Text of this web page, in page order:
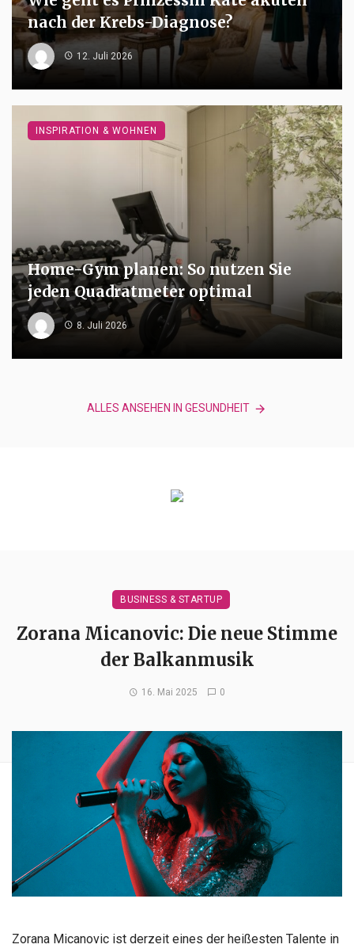
nach der Krebs-Diagnose?
12. Juli 2026
Home-Gym planen: So nutzen Sie
jeden Quadratmeter optimal
8. Juli 2026
INSPIRATION & WOHNEN
ALLES ANSEHEN IN GESUNDHEIT
BUSINESS & STARTUP
Zorana Micanovic: Die neue Stimme
der Balkanmusik
16. Mai 2025 0
Zorana Micanovic ist derzeit eines der heißesten Talente in